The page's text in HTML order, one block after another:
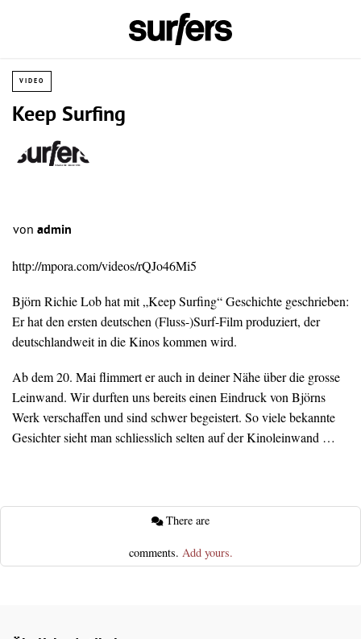
VIDEO
Keep Surfing
von admin
http://mpora.com/videos/rQJo46Mi5
Björn Richie Lob hat mit „Keep Surfing“ Geschichte geschrieben:
Er hat den ersten deutschen (Fluss-)Surf-Film produziert, der
deutschlandweit in die Kinos kommen wird.
Ab dem 20. Mai flimmert er auch in deiner Nähe über die grosse
Leinwand. Wir durften uns bereits einen Eindruck von Björns
Werk verschaffen und sind schwer begeistert. So viele bekannte
Gesichter sieht man schliesslich selten auf der Kinoleinwand …
comments. Add yours.